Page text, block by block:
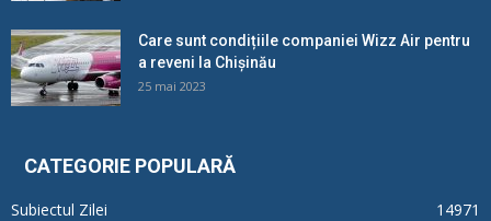
Care sunt condițiile companiei Wizz Air pentru
a reveni la Chișinău
25 mai 2023
CATEGORIE POPULARĂ
Subiectul Zilei 14971